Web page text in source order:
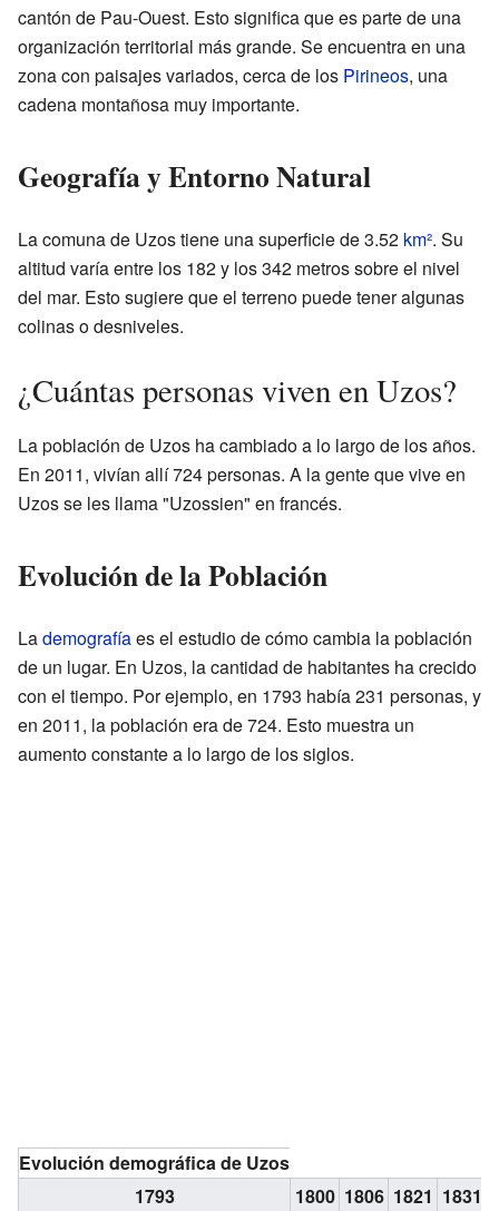
cantón de Pau-Ouest. Esto significa que es parte de una
organización territorial más grande. Se encuentra en una
zona con paisajes variados, cerca de los Pirineos, una
cadena montañosa muy importante.
Geografía y Entorno Natural
La comuna de Uzos tiene una superficie de 3.52 km². Su
altitud varía entre los 182 y los 342 metros sobre el nivel
del mar. Esto sugiere que el terreno puede tener algunas
colinas o desniveles.
¿Cuántas personas viven en Uzos?
La población de Uzos ha cambiado a lo largo de los años.
En 2011, vivían allí 724 personas. A la gente que vive en
Uzos se les llama "Uzossien" en francés.
Evolución de la Población
Lademografíaes el estudio de cómo cambia la población
de un lugar. En Uzos, la cantidad de habitantes ha crecido
con el tiempo. Por ejemplo, en 1793 había 231 personas, y
en 2011, la población era de 724. Esto muestra un
aumento constante a lo largo de los siglos.
Evolución demográfica de Uzos
1793
1800 1806 1821 1831